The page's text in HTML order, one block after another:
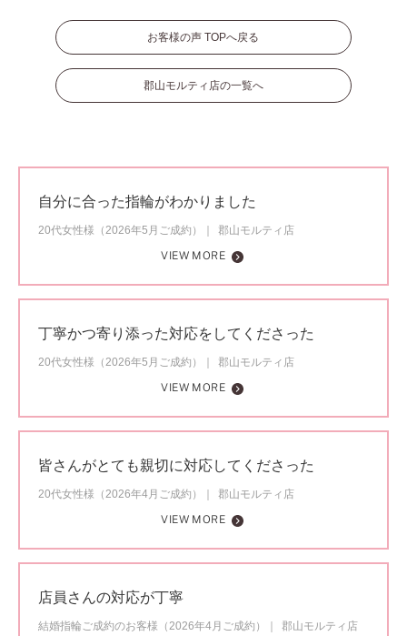
お客様の声 TOPへ戻る
郡山モルティ店の一覧へ
自分に合った指輪がわかりました
20代女性様（2026年5月ご成約）
郡山モルティ店
VIEW MORE
丁寧かつ寄り添った対応をしてくださった
20代女性様（2026年5月ご成約）
郡山モルティ店
VIEW MORE
皆さんがとても親切に対応してくださった
20代女性様（2026年4月ご成約）
郡山モルティ店
VIEW MORE
店員さんの対応が丁寧
結婚指輪ご成約のお客様（2026年4月ご成約）
郡山モルティ店